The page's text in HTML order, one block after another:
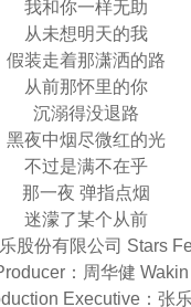
我和你一样无助
从未想明天的我
假装走着那潇洒的路
从前那怀里的你
沉溺得没退路
黑夜中烟尽微红的光
不过是满不在乎
那一夜 弹指点烟
迷濛了某个从前
股份有限公司 Stars
：周华健
Executive：张